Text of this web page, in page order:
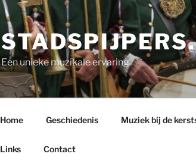
Een unieke muzikale ervaring
Home Geschiedenis Muziek bij de
Links Contact